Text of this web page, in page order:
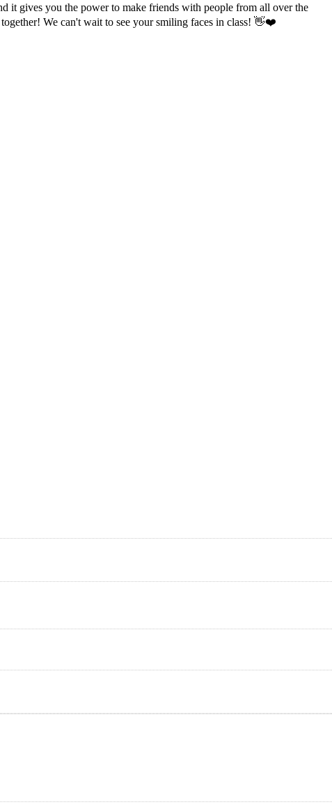
it gives you the power to make friends with people from all over the
We can't wait to see your smiling faces in class! 👋❤️